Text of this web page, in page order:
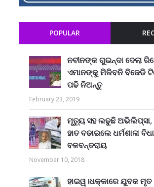
POPULAR
ନବୀନଙ୍କ ଗୁଇନ୍ଦା ଦେଲା
ଏମାନଙ୍କୁ ମିଳିବନି ବିଜେଡି
ପଢି ନିଅନ୍ତୁ
February 23, 2019
ମୃତ୍ୟୁ ସହ ଲଢୁଛି ଅଭିଲିପ୍ସା,
ହାତ ବଢାଇଲେ ଧର୍ମଶାଳା
ବଳବନ୍ତରାୟ
November 10, 2018
ହାଇୱ।ଧକ୍କାରେ ଯୁବକ ମୃତ